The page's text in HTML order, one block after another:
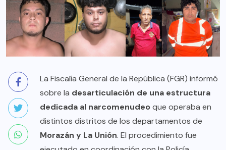
La Fiscalía General de la República (FGR) informó
sobre la desarticulación de una estructura
dedicada al narcomenudeoque operaba en
distintos distritos de los departamentos de
Morazán y La Unión. El procedimiento fue